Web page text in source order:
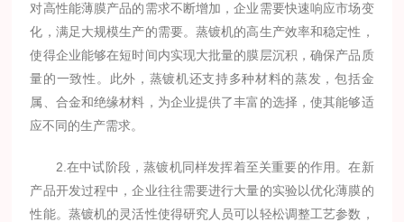
对高性能薄膜产品的需求不断增加，企业需要快速响应市场变
化，满足大规模生产的需要。蒸镀机的高生产效率和稳定性，
使得企业能够在短时间内实现大批量的膜层沉积，确保产品质
量的一致性。此外，蒸镀机还支持多种材料的蒸发，包括金
属、合金和绝缘材料，为企业提供了丰富的选择，使其能够适
应不同的生产需求。
2.在中试阶段，蒸镀机同样发挥着至关重要的作用。在新
产品开发过程中，企业往往需要进行大量的实验以优化薄膜的
性能。蒸镀机的灵活性使得研究人员可以轻松调整工艺参数，